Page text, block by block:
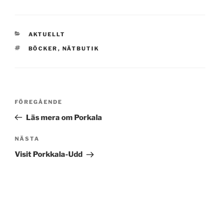
KATEGORIER
AKTUELLT
TAGGAR
BÖCKER , NÄTBUTIK
Post
Föregående
inlägg
FÖREGÅENDE
Läs mera om Porkala
Nästa
inlägg
NÄSTA
Visit Porkkala-Udd